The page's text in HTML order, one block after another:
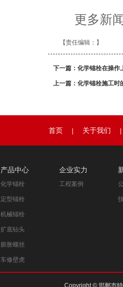
更多新
【责任编辑： 】
下一篇： 化学锚栓在操作
上一篇： 化学锚栓施工时
首页 关于我们
产品中心
化学锚栓
定型锚栓
机械锚栓
扩底钻头
膨胀螺丝
车修壁虎
企业实力
工程案例
Copyright © 邯郸市